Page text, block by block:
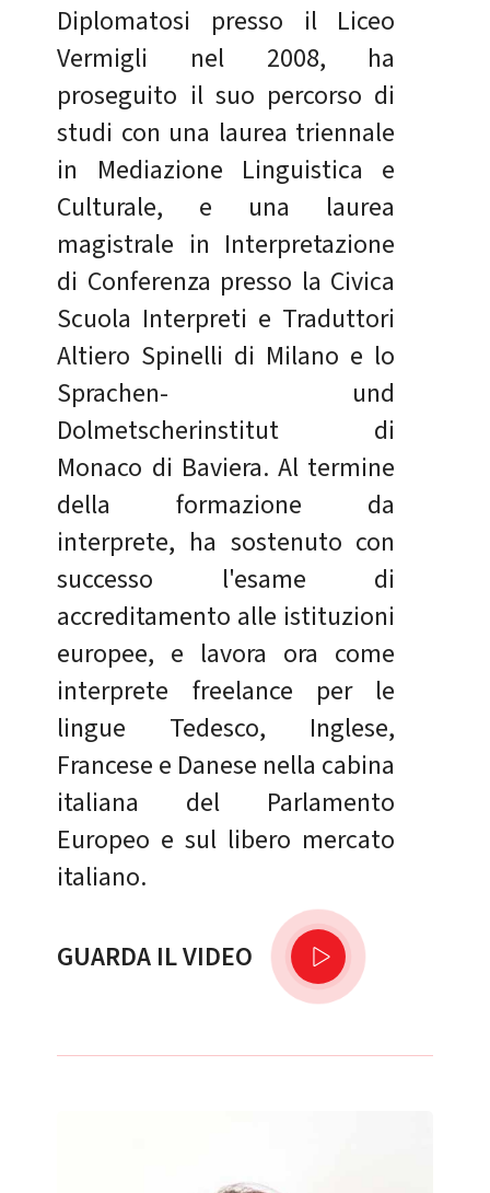
Diplomatosi presso il Liceo
Vermigli nel 2008, ha
proseguito il suo percorso di
studi con una laurea triennale
in Mediazione Linguistica e
Culturale, e una laurea
magistrale in Interpretazione
di Conferenza presso la Civica
Scuola Interpreti e Traduttori
Altiero Spinelli di Milano e lo
Sprachen- und
Dolmetscherinstitut di
Monaco di Baviera. Al termine
della formazione da
interprete, ha sostenuto con
successo l'esame di
accreditamento alle istituzioni
europee, e lavora ora come
interprete freelance per le
lingue Tedesco, Inglese,
Francese e Danese nella cabina
italiana del Parlamento
Europeo e sul libero mercato
italiano.
GUARDA IL VIDEO